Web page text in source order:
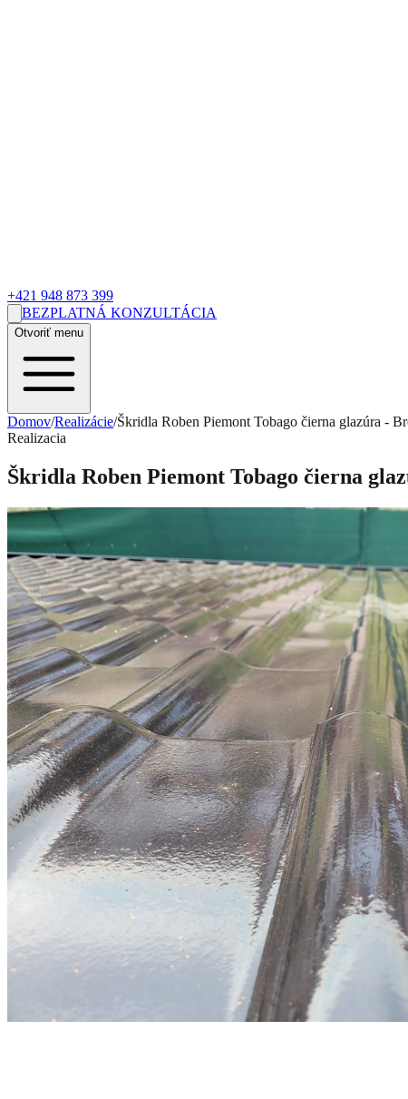
+421 948 873 399
BEZPLATNÁ KONZULTÁCIA
Otvoriť menu
Domov/Realizácie/Škridla Roben Piemont Tobago čierna glazúra -
Realizacia
Škridla Roben Piemont Tobago čierna